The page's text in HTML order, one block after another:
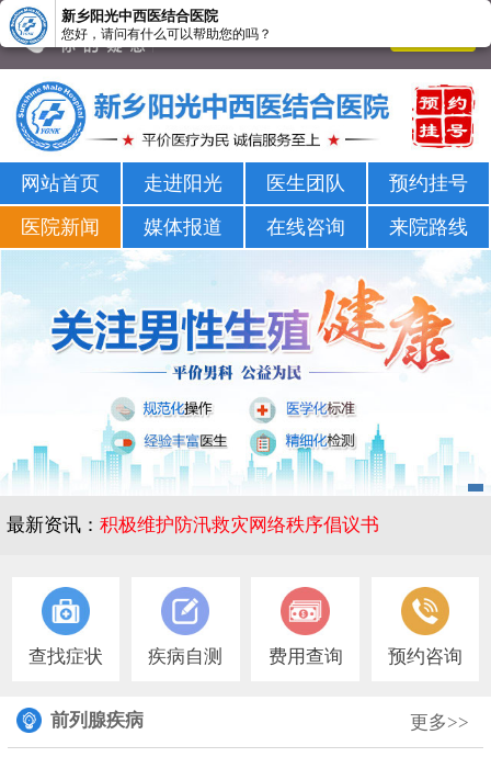
新乡男科医院-新乡市正规男科医院-新乡阳光男科医院
网站首页 走进阳光 医生团队
预约挂号
医院新闻
媒体报道 在线咨询 来院路线
最新资讯： 积极维护防汛救灾网络秩序倡议书
查找症状 疾病自测 费用查询 预约咨询
前列腺疾病 更多>>
新乡阳光中西医结合医院
您好，请问有什么可以帮助您的吗？